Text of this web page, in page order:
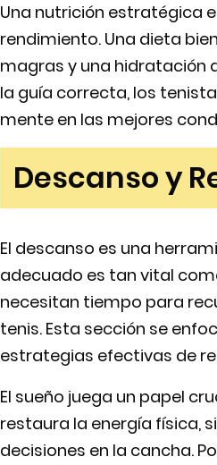
Una nutrición estratégica
rendimiento. Una dieta
magras y una hidratación
la guía correcta, los
mente en las mejores
Descanso y
El descanso es una
adecuado es tan vital
necesitan tiempo para
tenis. Esta sección se
estrategias efectivas de
El sueño juega un papel
restaura la energía física,
decisiones en la cancha.